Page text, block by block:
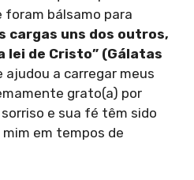
foram bálsamo para
cargas uns dos outros,
lei de Cristo” (Gálatas
ajudou a carregar meus
grato(a) por
e sua fé têm sido
em tempos de